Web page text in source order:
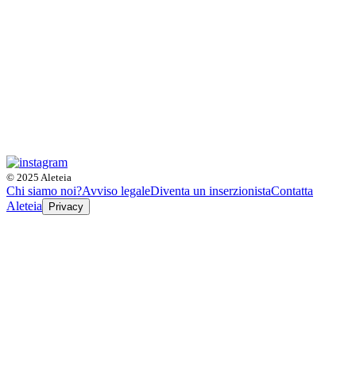
© 2025 Aleteia
Chi siamo noi?Avviso legaleDiventa un inserzionistaContatta
Aleteia
Privacy